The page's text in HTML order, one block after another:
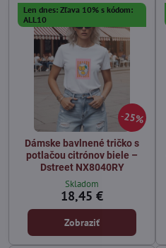
25%
Len dnes: Zľava 10% s kódom:
ALL10
Dámske bavlnené tričko s
potlačou citrónov biele –
Dstreet NX8040RY
Skladom
18,45 €
Zobraziť